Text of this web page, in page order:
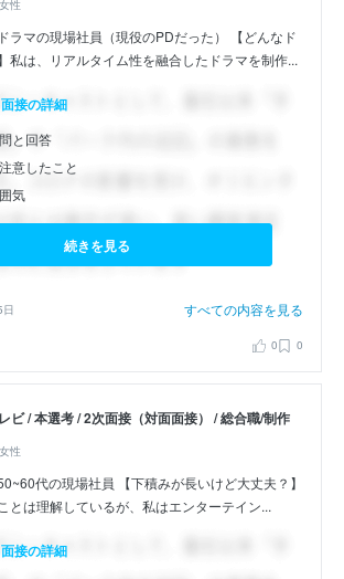
性
ラマの現場社員（現役のPDだった） 【どんなド
私は、リアルタイム性を融合したドラマを制作...
接の詳細
と回答
意したこと
気
続きを見る
すべての内容を見る
0 0
ビ / 本選考 / 2次面接（対面面接） / 総合職/制作
性
代の現場社員 【下積みが長いけど大丈夫？】
とは理解しているが、私はエンターテイン...
接の詳細